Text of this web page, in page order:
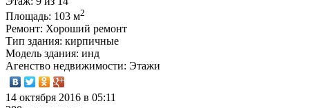
Площадь: 103 м2
Ремонт: Хороший ремонт
Тип здания: кирпичные
Модель здания: инд
Агенство недвижимости: Этажи
14 октября 2016 в 05:11